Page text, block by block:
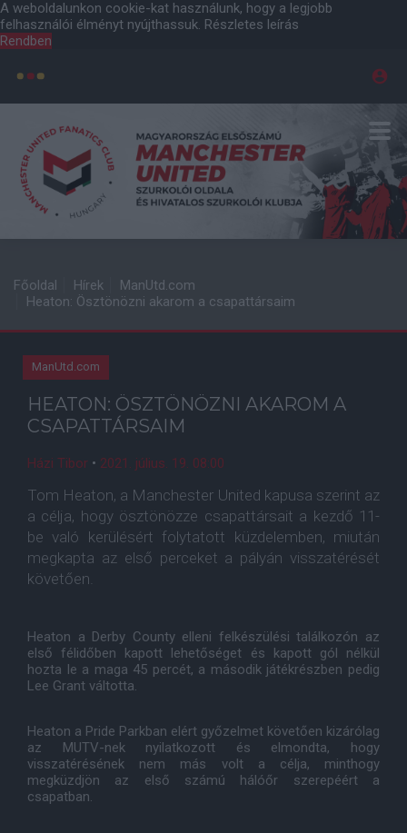
A weboldalunkon cookie-kat használunk, hogy a legjobb
felhasználói élményt nyújthassuk. Részletes leírás
Rendben
Főoldal Hírek
ManUtd.com
Heaton: Ösztönözni akarom a csapattársaim
ManUtd.com
HEATON: ÖSZTÖNÖZNI AKAROM A
CSAPATTÁRSAIM
Házi Tibor • 2021. július. 19. 08:00
Tom Heaton, a Manchester United kapusa szerint az
a célja, hogy ösztönözze csapattársait a kezdő 11-
be való kerülésért folytatott küzdelemben, miután
megkapta az első perceket a pályán visszatérését
követően.
Heaton a Derby County elleni felkészülési találkozón az
első félidőben kapott lehetőséget és kapott gól nélkül
hozta le a maga 45 percét, a második játékrészben pedig
Lee Grant váltotta.
Heaton a Pride Parkban elért győzelmet követően kizárólag
az MUTV-nek nyilatkozott és elmondta, hogy
visszatérésének nem más volt a célja, minthogy
megküzdjön az első számú hálóőr szerepéért a
csapatban.